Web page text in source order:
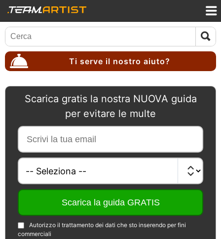
Ti serve il nostro aiuto?
Scarica gratis la nostra NUOVA guida
per evitare le multe
Autorizzo il trattamento dei dati che sto inserendo per fini
commerciali